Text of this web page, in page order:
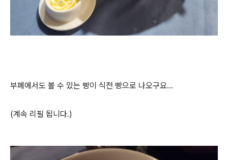
부페에서도 볼 수 있는 빵이 식전 빵으로 나오구요...
(계속 리필 됩니다.)